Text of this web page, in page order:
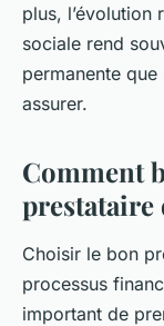
plus,
sociale rend
permanente
assurer.
Comment
prestataire
Choisir le bon
processus
important de